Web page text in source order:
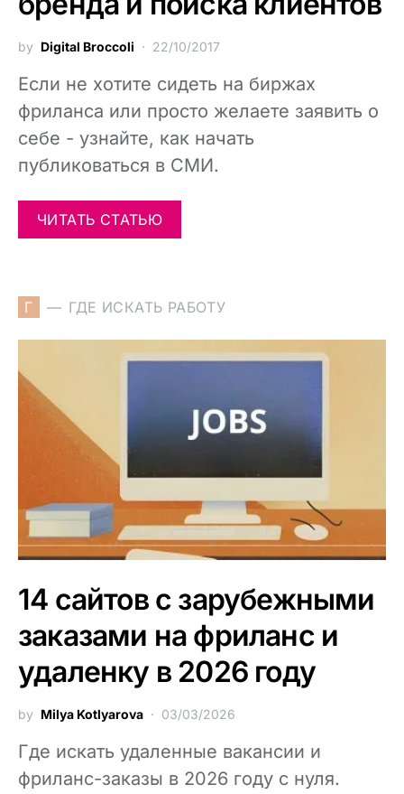
by Digital Broccoli 22/10/2017
Если не хотите сидеть на биржах
фриланса или просто желаете заявить о
себе - узнайте, как начать
публиковаться в СМИ.
ЧИТАТЬ СТАТЬЮ
Г ГДЕ ИСКАТЬ РАБОТУ
14 сайтов с зарубежными
заказами на фриланс и
удаленку в 2026 году
by Milya Kotlyarova 03/03/2026
Где искать удаленные вакансии и
фриланс-заказы в 2026 году с нуля.